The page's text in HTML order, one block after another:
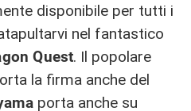
disponibile per tutti i
nel fantastico
Quest. Il popolare
la firma anche del
porta anche su